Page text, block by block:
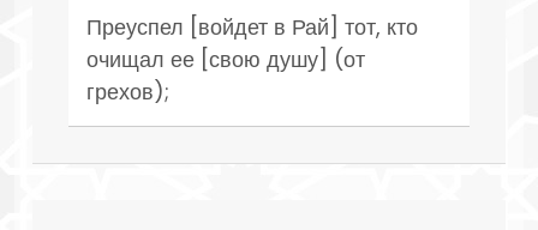
Преуспел [войдет в Рай] тот, кто
очищал ее [свою душу] (от
грехов);